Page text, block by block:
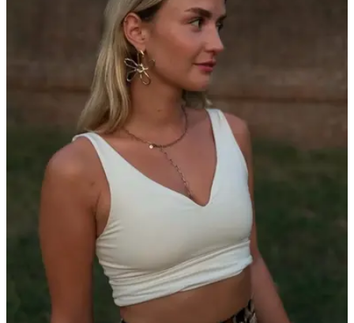
Das Single-Dasein hat für den Rapper inzwischen aber ein
endgültiges Ende gefunden, denn im Jahr 2025 lernte er seine
Freundin Kathy über die Dating-App Bumble kennen. Die
sympathische Yoga-Lehrerin hat das Herz des Musikers im Sturm
erobert, und das Paar wohnt mittlerweile gemeinsam in der
Hauptstadt Berlin. Das frische Liebesglück wird im Jahr 2026 direkt
auf die ultimative Probe gestellt: Ferry und Kathy ziehen zusammen
in die elfte Staffel von ’Das Sommerhaus der Stars’ ein. Die beiden
sehen das berüchtigte Reality-Format als ihr ganz persönliches
Beziehungs-Bootcamp und wollen im Haus der Promipaare
beweisen, wie krisenfest ihre Liebe unter Dauerbeobachtung
wirklich ist.